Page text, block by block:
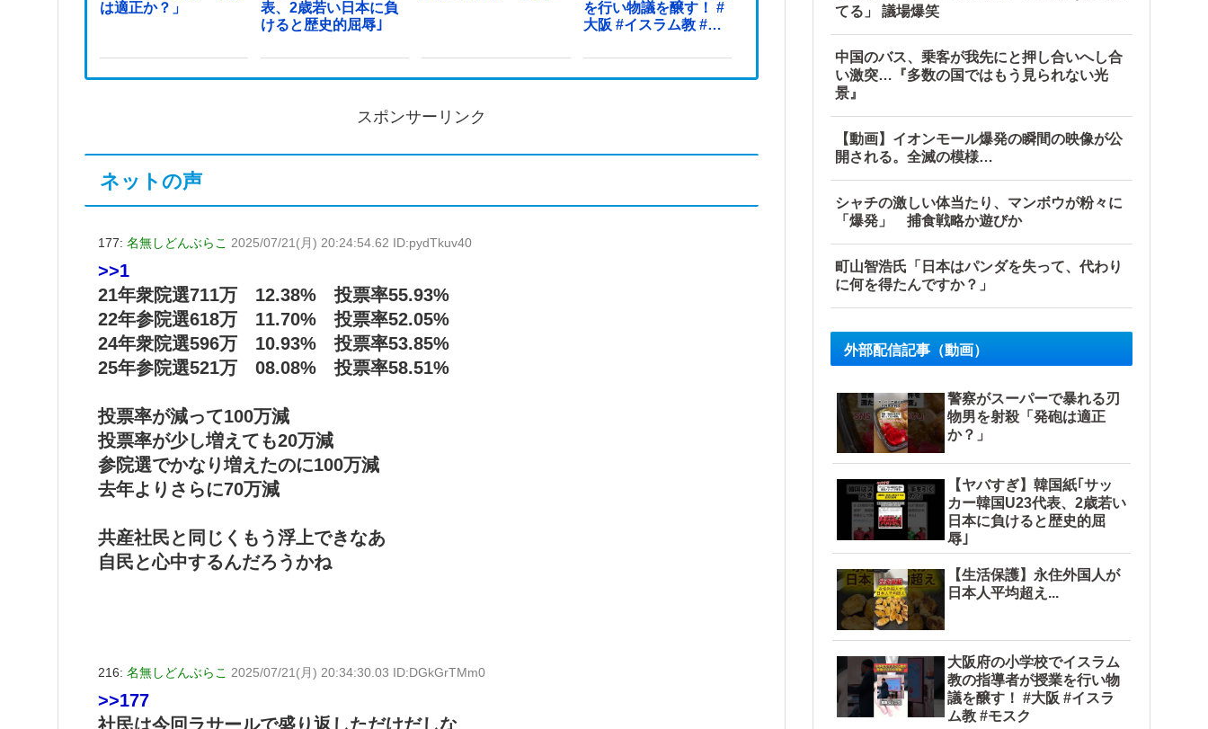
は適正か？」
表、2歳若い日本に負
けると歴史的屈辱｣
を行い物議を醸す！ #
大阪 #イスラム教 #モ
スポンサーリンク
ネットの声
177: 名無しどんぶらこ 2025/07/21(月) 20:24:54.62 ID:pydTkuv40
>>1
21年衆院選711万 12.38% 投票率55.93%
22年参院選618万 11.70% 投票率52.05%
24年衆院選596万 10.93% 投票率53.85%
25年参院選521万 08.08% 投票率58.51%
投票率が減って100万減
投票率が少し増えても20万減
参院選でかなり増えたのに100万減
去年よりさらに70万減
共産社民と同じくもう浮上できなあ
自民と心中するんだろうかね
216: 名無しどんぶらこ 2025/07/21(月) 20:34:30.03 ID:DGkGrTMm0
>>177
社民は今回ラサールで盛り返しただけだしな
てる」 議場爆笑
中国のバス、乗客が我先にと押し合いへし合
い激突…『多数の国ではもう見られない光
景』
【動画】イオンモール爆発の瞬間の映像が公
開される。全滅の模様…
シャチの激しい体当たり、マンボウが粉々に
「爆発」 捕食戦略か遊びか
町山智浩氏「日本はパンダを失って、代わり
に何を得たんですか？」
外部配信記事（動画）
警察がスーパーで暴れる刃
物男を射殺「発砲は適正
か？」
【ヤバすぎ】韓国紙｢サッ
カー韓国U23代表、2歳若い
日本に負けると歴史的屈
辱｣
【生活保護】永住外国人が
日本人平均超え...
大阪府の小学校でイスラム
教の指導者が授業を行い物
議を醸す！ #大阪 #イスラ
ム教 #モスク